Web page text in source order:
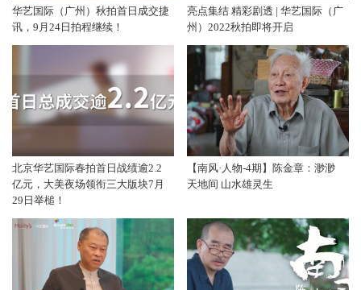
华艺国际（广州）秋拍首日成交捷
讯，9月24日拍程继续！
亮点集结 精彩剧透 | 华艺国际（广
州）2022秋拍即将开启
北京华艺国际春拍首日战绩逾2.2
亿元，大美夜场领衔三大版块7月
29日举槌！
【南风·人物-4期】陈金章：渺渺
天地间 山水雄灵生